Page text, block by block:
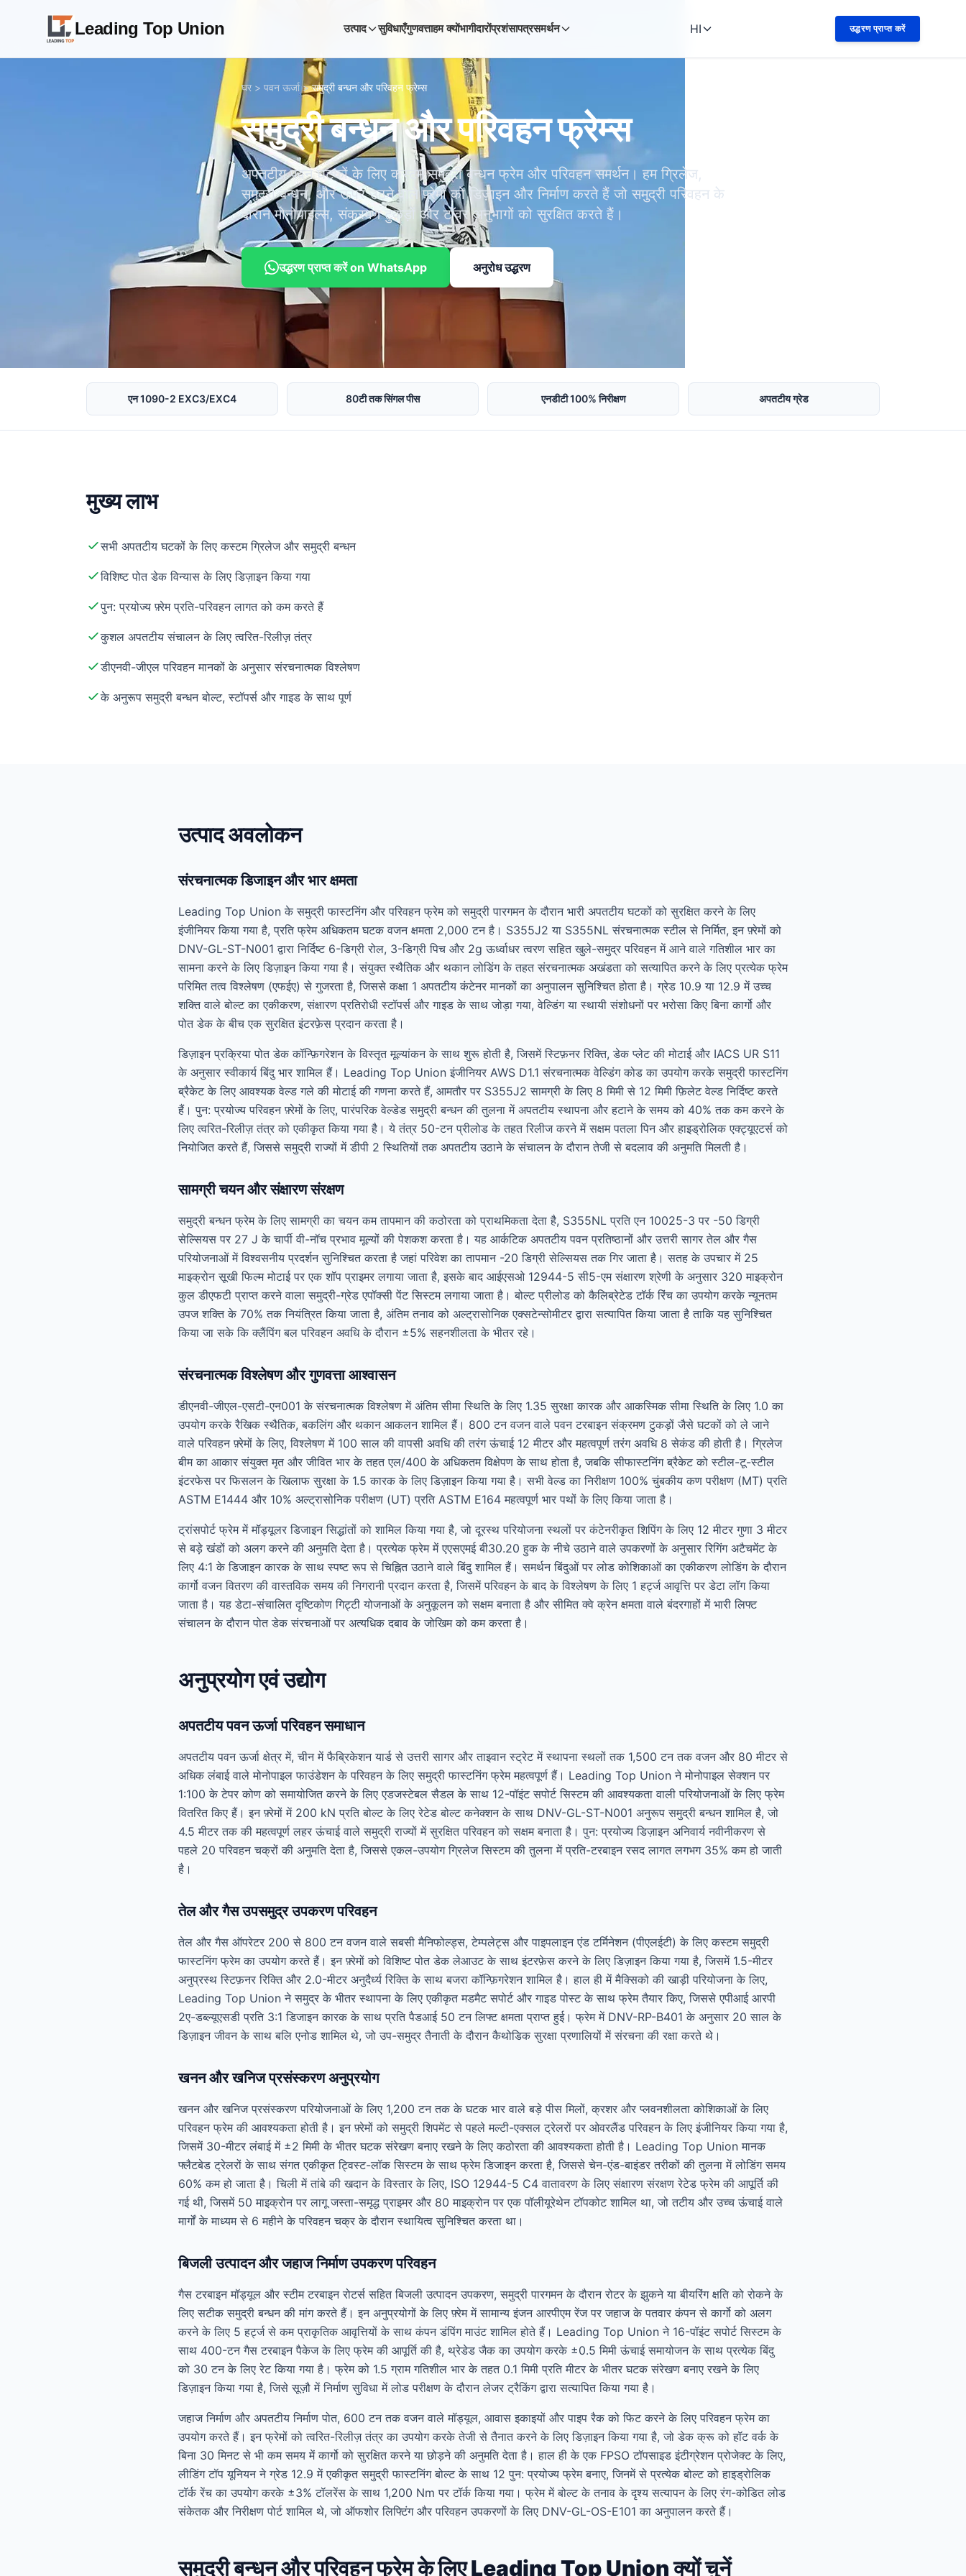
Leading Top Union उत्पाद सुविधाएँगुणवत्ताहम क्योंभागीदारोंप्रशंसापत्रसमर्थन HI उद्धरण प्राप्त करें
घर > पवन ऊर्जा>समुद्री बन्धन और परिवहन फ्रेम्स
समुद्री बन्धन और परिवहन फ्रेम्स
अपतटीय पवन घटकों के लिए कस्टम समुद्री बन्धन फ्रेम और परिवहन समर्थन। हम ग्रिलेज,
समुद्री बन्धन, और ऊपर उठने वाले फ़्रेमों को डिज़ाइन और निर्माण करते हैं जो समुद्री परिवहन के
दौरान मोनोपाइल्स, संक्रमण टुकड़ों और टॉवर अनुभागों को सुरक्षित करते हैं।
उद्धरण प्राप्त करें on WhatsApp अनुरोध उद्धरण
एन 1090-2 EXC3/EXC4 80टी तक सिंगल पीस एनडीटी 100% निरीक्षण अपतटीय ग्रेड
मुख्य लाभ
सभी अपतटीय घटकों के लिए कस्टम ग्रिलेज और समुद्री बन्धन
विशिष्ट पोत डेक विन्यास के लिए डिज़ाइन किया गया
पुन: प्रयोज्य फ़्रेम प्रति-परिवहन लागत को कम करते हैं
कुशल अपतटीय संचालन के लिए त्वरित-रिलीज़ तंत्र
डीएनवी-जीएल परिवहन मानकों के अनुसार संरचनात्मक विश्लेषण
के अनुरूप समुद्री बन्धन बोल्ट, स्टॉपर्स और गाइड के साथ पूर्ण
उत्पाद अवलोकन
संरचनात्मक डिजाइन और भार क्षमता
Leading Top Union के समुद्री फास्टनिंग और परिवहन फ्रेम को समुद्री पारगमन के दौरान भारी अपतटीय घटकों को सुरक्षित करने के लिए
इंजीनियर किया गया है, प्रति फ्रेम अधिकतम घटक वजन क्षमता 2,000 टन है। S355J2 या S355NL संरचनात्मक स्टील से निर्मित, इन फ़्रेमों को
DNV-GL-ST-N001 द्वारा निर्दिष्ट 6-डिग्री रोल, 3-डिग्री पिच और 2g ऊर्ध्वाधर त्वरण सहित खुले-समुद्र परिवहन में आने वाले गतिशील भार का
सामना करने के लिए डिज़ाइन किया गया है। संयुक्त स्थैतिक और थकान लोडिंग के तहत संरचनात्मक अखंडता को सत्यापित करने के लिए प्रत्येक फ्रेम
परिमित तत्व विश्लेषण (एफईए) से गुजरता है, जिससे कक्षा 1 अपतटीय कंटेनर मानकों का अनुपालन सुनिश्चित होता है। ग्रेड 10.9 या 12.9 में उच्च
शक्ति वाले बोल्ट का एकीकरण, संक्षारण प्रतिरोधी स्टॉपर्स और गाइड के साथ जोड़ा गया, वेल्डिंग या स्थायी संशोधनों पर भरोसा किए बिना कार्गो और
पोत डेक के बीच एक सुरक्षित इंटरफ़ेस प्रदान करता है।
डिज़ाइन प्रक्रिया पोत डेक कॉन्फ़िगरेशन के विस्तृत मूल्यांकन के साथ शुरू होती है, जिसमें स्टिफ़नर रिक्ति, डेक प्लेट की मोटाई और IACS UR S11
के अनुसार स्वीकार्य बिंदु भार शामिल हैं। Leading Top Union इंजीनियर AWS D1.1 संरचनात्मक वेल्डिंग कोड का उपयोग करके समुद्री फास्टनिंग
ब्रैकेट के लिए आवश्यक वेल्ड गले की मोटाई की गणना करते हैं, आमतौर पर S355J2 सामग्री के लिए 8 मिमी से 12 मिमी फ़िलेट वेल्ड निर्दिष्ट करते
हैं। पुन: प्रयोज्य परिवहन फ़्रेमों के लिए, पारंपरिक वेल्डेड समुद्री बन्धन की तुलना में अपतटीय स्थापना और हटाने के समय को 40% तक कम करने के
लिए त्वरित-रिलीज़ तंत्र को एकीकृत किया गया है। ये तंत्र 50-टन प्रीलोड के तहत रिलीज करने में सक्षम पतला पिन और हाइड्रोलिक एक्ट्यूएटर्स को
नियोजित करते हैं, जिससे समुद्री राज्यों में डीपी 2 स्थितियों तक अपतटीय उठाने के संचालन के दौरान तेजी से बदलाव की अनुमति मिलती है।
सामग्री चयन और संक्षारण संरक्षण
समुद्री बन्धन फ्रेम के लिए सामग्री का चयन कम तापमान की कठोरता को प्राथमिकता देता है, S355NL प्रति एन 10025-3 पर -50 डिग्री
सेल्सियस पर 27 J के चार्पी वी-नॉच प्रभाव मूल्यों की पेशकश करता है। यह आर्कटिक अपतटीय पवन प्रतिष्ठानों और उत्तरी सागर तेल और गैस
परियोजनाओं में विश्वसनीय प्रदर्शन सुनिश्चित करता है जहां परिवेश का तापमान -20 डिग्री सेल्सियस तक गिर जाता है। सतह के उपचार में 25
माइक्रोन सूखी फिल्म मोटाई पर एक शॉप प्राइमर लगाया जाता है, इसके बाद आईएसओ 12944-5 सी5-एम संक्षारण श्रेणी के अनुसार 320 माइक्रोन
कुल डीएफटी प्राप्त करने वाला समुद्री-ग्रेड एपॉक्सी पेंट सिस्टम लगाया जाता है। बोल्ट प्रीलोड को कैलिब्रेटेड टॉर्क रिंच का उपयोग करके न्यूनतम
उपज शक्ति के 70% तक नियंत्रित किया जाता है, अंतिम तनाव को अल्ट्रासोनिक एक्सटेन्सोमीटर द्वारा सत्यापित किया जाता है ताकि यह सुनिश्चित
किया जा सके कि क्लैंपिंग बल परिवहन अवधि के दौरान ±5% सहनशीलता के भीतर रहे।
संरचनात्मक विश्लेषण और गुणवत्ता आश्वासन
डीएनवी-जीएल-एसटी-एन001 के संरचनात्मक विश्लेषण में अंतिम सीमा स्थिति के लिए 1.35 सुरक्षा कारक और आकस्मिक सीमा स्थिति के लिए 1.0 का
उपयोग करके रैखिक स्थैतिक, बकलिंग और थकान आकलन शामिल हैं। 800 टन वजन वाले पवन टरबाइन संक्रमण टुकड़ों जैसे घटकों को ले जाने
वाले परिवहन फ़्रेमों के लिए, विश्लेषण में 100 साल की वापसी अवधि की तरंग ऊंचाई 12 मीटर और महत्वपूर्ण तरंग अवधि 8 सेकंड की होती है। ग्रिलेज
बीम का आकार संयुक्त मृत और जीवित भार के तहत एल/400 के अधिकतम विक्षेपण के साथ होता है, जबकि सीफास्टनिंग ब्रैकेट को स्टील-टू-स्टील
इंटरफेस पर फिसलन के खिलाफ सुरक्षा के 1.5 कारक के लिए डिज़ाइन किया गया है। सभी वेल्ड का निरीक्षण 100% चुंबकीय कण परीक्षण (MT) प्रति
ASTM E1444 और 10% अल्ट्रासोनिक परीक्षण (UT) प्रति ASTM E164 महत्वपूर्ण भार पथों के लिए किया जाता है।
ट्रांसपोर्ट फ्रेम में मॉड्यूलर डिजाइन सिद्धांतों को शामिल किया गया है, जो दूरस्थ परियोजना स्थलों पर कंटेनरीकृत शिपिंग के लिए 12 मीटर गुणा 3 मीटर
से बड़े खंडों को अलग करने की अनुमति देता है। प्रत्येक फ्रेम में एएसएमई बी30.20 हुक के नीचे उठाने वाले उपकरणों के अनुसार रिगिंग अटैचमेंट के
लिए 4:1 के डिजाइन कारक के साथ स्पष्ट रूप से चिह्नित उठाने वाले बिंदु शामिल हैं। समर्थन बिंदुओं पर लोड कोशिकाओं का एकीकरण लोडिंग के दौरान
कार्गो वजन वितरण की वास्तविक समय की निगरानी प्रदान करता है, जिसमें परिवहन के बाद के विश्लेषण के लिए 1 हर्ट्ज आवृत्ति पर डेटा लॉग किया
जाता है। यह डेटा-संचालित दृष्टिकोण गिट्टी योजनाओं के अनुकूलन को सक्षम बनाता है और सीमित क्वे क्रेन क्षमता वाले बंदरगाहों में भारी लिफ्ट
संचालन के दौरान पोत डेक संरचनाओं पर अत्यधिक दबाव के जोखिम को कम करता है।
अनुप्रयोग एवं उद्योग
अपतटीय पवन ऊर्जा परिवहन समाधान
अपतटीय पवन ऊर्जा क्षेत्र में, चीन में फैब्रिकेशन यार्ड से उत्तरी सागर और ताइवान स्ट्रेट में स्थापना स्थलों तक 1,500 टन तक वजन और 80 मीटर से
अधिक लंबाई वाले मोनोपाइल फाउंडेशन के परिवहन के लिए समुद्री फास्टनिंग फ्रेम महत्वपूर्ण हैं। Leading Top Union ने मोनोपाइल सेक्शन पर
1:100 के टेपर कोण को समायोजित करने के लिए एडजस्टेबल सैडल के साथ 12-पॉइंट सपोर्ट सिस्टम की आवश्यकता वाली परियोजनाओं के लिए फ्रेम
वितरित किए हैं। इन फ़्रेमों में 200 kN प्रति बोल्ट के लिए रेटेड बोल्ट कनेक्शन के साथ DNV-GL-ST-N001 अनुरूप समुद्री बन्धन शामिल है, जो
4.5 मीटर तक की महत्वपूर्ण लहर ऊंचाई वाले समुद्री राज्यों में सुरक्षित परिवहन को सक्षम बनाता है। पुन: प्रयोज्य डिज़ाइन अनिवार्य नवीनीकरण से
पहले 20 परिवहन चक्रों की अनुमति देता है, जिससे एकल-उपयोग ग्रिलेज सिस्टम की तुलना में प्रति-टरबाइन रसद लागत लगभग 35% कम हो जाती
है।
तेल और गैस उपसमुद्र उपकरण परिवहन
तेल और गैस ऑपरेटर 200 से 800 टन वजन वाले सबसी मैनिफोल्ड्स, टेम्पलेट्स और पाइपलाइन एंड टर्मिनेशन (पीएलईटी) के लिए कस्टम समुद्री
फास्टनिंग फ्रेम का उपयोग करते हैं। इन फ़्रेमों को विशिष्ट पोत डेक लेआउट के साथ इंटरफ़ेस करने के लिए डिज़ाइन किया गया है, जिसमें 1.5-मीटर
अनुप्रस्थ स्टिफ़नर रिक्ति और 2.0-मीटर अनुदैर्ध्य रिक्ति के साथ बजरा कॉन्फ़िगरेशन शामिल है। हाल ही में मैक्सिको की खाड़ी परियोजना के लिए,
Leading Top Union ने समुद्र के भीतर स्थापना के लिए एकीकृत मडमैट सपोर्ट और गाइड पोस्ट के साथ फ्रेम तैयार किए, जिससे एपीआई आरपी
2ए-डब्ल्यूएसडी प्रति 3:1 डिजाइन कारक के साथ प्रति पैडआई 50 ​​टन लिफ्ट क्षमता प्राप्त हुई। फ्रेम में DNV-RP-B401 के अनुसार 20 साल के
डिज़ाइन जीवन के साथ बलि एनोड शामिल थे, जो उप-समुद्र तैनाती के दौरान कैथोडिक सुरक्षा प्रणालियों में संरचना की रक्षा करते थे।
खनन और खनिज प्रसंस्करण अनुप्रयोग
खनन और खनिज प्रसंस्करण परियोजनाओं के लिए 1,200 टन तक के घटक भार वाले बड़े पीस मिलों, क्रशर और प्लवनशीलता कोशिकाओं के लिए
परिवहन फ्रेम की आवश्यकता होती है। इन फ़्रेमों को समुद्री शिपमेंट से पहले मल्टी-एक्सल ट्रेलरों पर ओवरलैंड परिवहन के लिए इंजीनियर किया गया है,
जिसमें 30-मीटर लंबाई में ±2 मिमी के भीतर घटक संरेखण बनाए रखने के लिए कठोरता की आवश्यकता होती है। Leading Top Union मानक
फ्लैटबेड ट्रेलरों के साथ संगत एकीकृत ट्विस्ट-लॉक सिस्टम के साथ फ्रेम डिजाइन करता है, जिससे चेन-एंड-बाइंडर तरीकों की तुलना में लोडिंग समय
60% कम हो जाता है। चिली में तांबे की खदान के विस्तार के लिए, ISO 12944-5 C4 वातावरण के लिए संक्षारण संरक्षण रेटेड फ्रेम की आपूर्ति की
गई थी, जिसमें 50 माइक्रोन पर लागू जस्ता-समृद्ध प्राइमर और 80 माइक्रोन पर एक पॉलीयूरेथेन टॉपकोट शामिल था, जो तटीय और उच्च ऊंचाई वाले
मार्गों के माध्यम से 6 महीने के परिवहन चक्र के दौरान स्थायित्व सुनिश्चित करता था।
बिजली उत्पादन और जहाज निर्माण उपकरण परिवहन
गैस टरबाइन मॉड्यूल और स्टीम टरबाइन रोटर्स सहित बिजली उत्पादन उपकरण, समुद्री पारगमन के दौरान रोटर के झुकने या बीयरिंग क्षति को रोकने के
लिए सटीक समुद्री बन्धन की मांग करते हैं। इन अनुप्रयोगों के लिए फ़्रेम में सामान्य इंजन आरपीएम रेंज पर जहाज के पतवार कंपन से कार्गो को अलग
करने के लिए 5 हर्ट्ज से कम प्राकृतिक आवृत्तियों के साथ कंपन डंपिंग माउंट शामिल होते हैं। Leading Top Union ने 16-पॉइंट सपोर्ट सिस्टम के
साथ 400-टन गैस टरबाइन पैकेज के लिए फ्रेम की आपूर्ति की है, थ्रेडेड जैक का उपयोग करके ±0.5 मिमी ऊंचाई समायोजन के साथ प्रत्येक बिंदु
को 30 टन के लिए रेट किया गया है। फ्रेम को 1.5 ग्राम गतिशील भार के तहत 0.1 मिमी प्रति मीटर के भीतर घटक संरेखण बनाए रखने के लिए
डिज़ाइन किया गया है, जिसे सूज़ौ में निर्माण सुविधा में लोड परीक्षण के दौरान लेजर ट्रैकिंग द्वारा सत्यापित किया गया है।
जहाज निर्माण और अपतटीय निर्माण पोत, 600 टन तक वजन वाले मॉड्यूल, आवास इकाइयों और पाइप रैक को फिट करने के लिए परिवहन फ्रेम का
उपयोग करते हैं। इन फ्रेमों को त्वरित-रिलीज़ तंत्र का उपयोग करके तेजी से तैनात करने के लिए डिज़ाइन किया गया है, जो डेक क्रू को हॉट वर्क के
बिना 30 मिनट से भी कम समय में कार्गो को सुरक्षित करने या छोड़ने की अनुमति देता है। हाल ही के एक FPSO टॉपसाइड इंटीग्रेशन प्रोजेक्ट के लिए,
लीडिंग टॉप यूनियन ने ग्रेड 12.9 में एकीकृत समुद्री फास्टनिंग बोल्ट के साथ 12 पुन: प्रयोज्य फ्रेम बनाए, जिनमें से प्रत्येक बोल्ट को हाइड्रोलिक
टॉर्क रेंच का उपयोग करके ±3% टॉलरेंस के साथ 1,200 Nm पर टॉर्क किया गया। फ्रेम में बोल्ट के तनाव के दृश्य सत्यापन के लिए रंग-कोडित लोड
संकेतक और निरीक्षण पोर्ट शामिल थे, जो ऑफशोर लिफ्टिंग और परिवहन उपकरणों के लिए DNV-GL-OS-E101 का अनुपालन करते हैं।
समुद्री बन्धन और परिवहन फ्रेम के लिए Leading Top Union क्यों चुनें